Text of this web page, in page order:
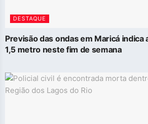
DESTAQUE
Previsão das ondas em Maricá indica
1,5 metro neste fim de semana